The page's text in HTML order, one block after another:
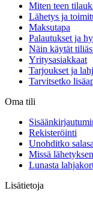
Miten teen
Lähetys ja
Maksutapa
Palautukset ja
Näin käytät
Yritysasiakkaat
Tarjoukset ja
Tarvitsetko
Oma tili
Rekisteröinti
Unohditko
Missä
Lunasta
Lisätietoja